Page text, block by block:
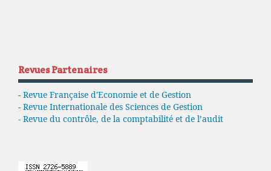
Revues Partenaires
- Revue Française d'Economie et de Gestion
- Revue Internationale des Sciences de Gestion
- Revue du contrôle, de la comptabilité et de l’audit